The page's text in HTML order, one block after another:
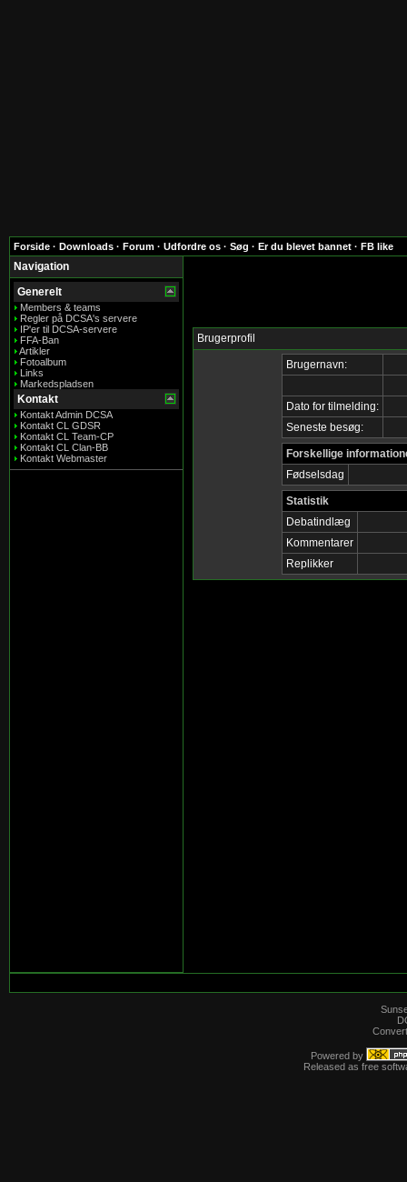
Forside · Downloads · Forum · Udfordre os · Søg · Er du blevet bannet · FB like
Navigation
Generelt
Members & teams
Regler på DCSA's servere
IP'er til DCSA-servere
FFA-Ban
Artikler
Fotoalbum
Links
Markedspladsen
Kontakt
Kontakt Admin DCSA
Kontakt CL GDSR
Kontakt CL Team-CP
Kontakt CL Clan-BB
Kontakt Webmaster
Brugerprofil
Brugernavn:
Dato for tilmelding:
Seneste besøg:
Forskellige
Fødselsdag
Statistik
Debatindlæg
Kommentarer
Replikker
Powered by
Released as free